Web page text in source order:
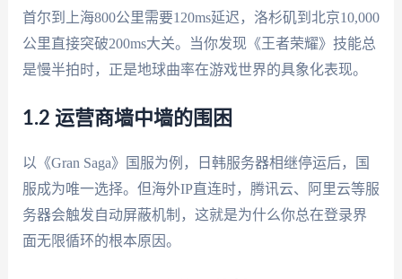
首尔到上海800公里需要120ms延迟，洛杉矶到北京10,000
公里直接突破200ms大关。当你发现《王者荣耀》技能总
是慢半拍时，正是地球曲率在游戏世界的具象化表现。
1.2 运营商墙中墙的围困
以《Gran Saga》国服为例，日韩服务器相继停运后，国
服成为唯一选择。但海外IP直连时，腾讯云、阿里云等服
务器会触发自动屏蔽机制，这就是为什么你总在登录界
面无限循环的根本原因。